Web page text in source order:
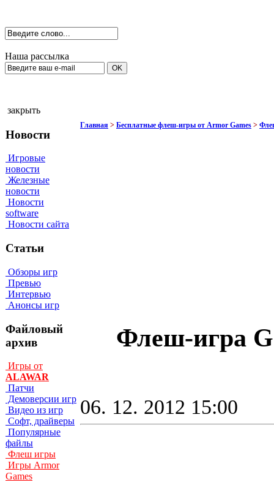
Наша рассылка
закрыть
Новости
Игровые
новости
Железные
новости
Новости
software
Новости сайта
Статьи
Обзоры игр
Превью
Интервью
Анонсы игр
Файловый
архив
Игры от
ALAWAR
Патчи
Демоверсии игр
Видео из игр
Софт, драйверы
Популярные
файлы
Флеш игры
Игры Armor
Games
Главная > Бесплатные флеш-игры от Armor Games >
Флеш-игра
06. 12. 2012 15:00